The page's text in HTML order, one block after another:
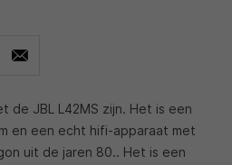
de JBL L42MS zijn. Het is een
en een echt hifi-apparaat met
uit de jaren 80.. Het is een